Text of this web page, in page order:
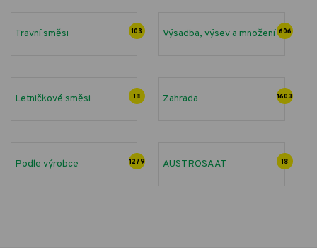
Travní směsi 103 Výsadba, výsev a množení 606
Letničkové směsi 18 Zahrada 1603
Podle výrobce 1279 AUSTROSAAT 18